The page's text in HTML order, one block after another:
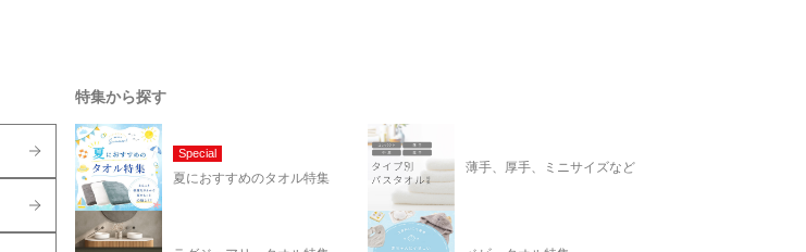
特集から探す
Special
夏におすすめのタオル特集
薄手、厚手、ミニサイズなど